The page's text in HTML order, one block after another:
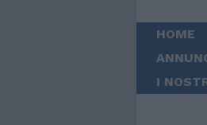
HOME
I